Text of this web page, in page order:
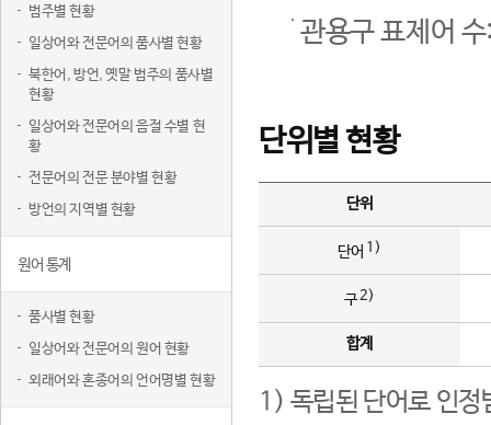
범주별 현황
일상어와 전문어의 품사별 현황
북한어, 방언, 옛말 범주의 품사별
현황
일상어와 전문어의 음절 수별 현
황
전문어의 전문 분야별 현황
방언의 지역별 현황
원어 통계
품사별 현황
일상어와 전문어의 원어 현황
외래어와 혼종어의 언어명별 현황
관용구 표제어
단위별 현황
단위
단어 1)
구2)
합계
1) 독립된 단어로 인정